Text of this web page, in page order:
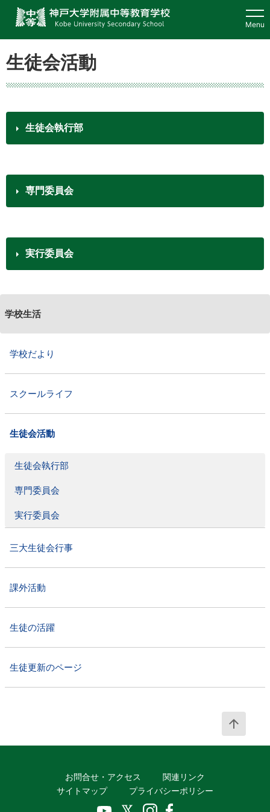
Menu
本校の特徴
教育研究
在校生・保護者・
生徒会活動
生徒会執行部
専門委員会
実行委員会
学校生活
学校だより
スクールライフ
生徒会活動
生徒会執行部
専門委員会
実行委員会
三大生徒会行事
課外活動
生徒の活躍
生徒更新のページ
お問合せ・アクセス
関連リンク
サイトマップ
プライバシーポリシー